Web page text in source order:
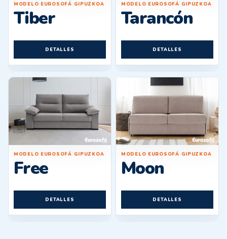
MODELO EUROSOFÁ GIPUZKOA
Tiber
DETALLES
MODELO EUROSOFÁ GIPUZKOA
Tarancón
DETALLES
MODELO EUROSOFÁ GIPUZKOA
Free
DETALLES
MODELO EUROSOFÁ GIPUZKOA
Moon
DETALLES